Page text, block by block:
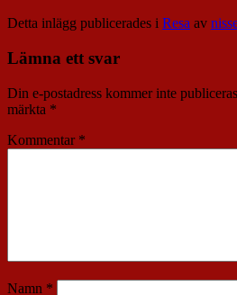
Detta inlägg publicerades i Resa av
Lämna ett svar
Din e-postadress kommer inte
märkta *
Kommentar *
Namn *